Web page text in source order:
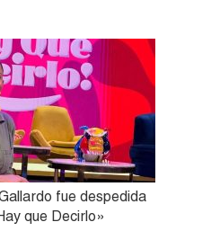
fue despedida
que Decirlo»